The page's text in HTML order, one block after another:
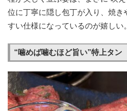
位に丁寧に隠し包丁が入り、焼き
すい仕様になっているのが嬉しい。
“噛めば噛むほど旨い”特上タン